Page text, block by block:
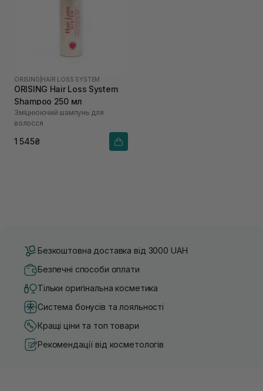
ORISING HAIR LOSS SYSTEM
ORISING Hair Loss System
Shampoo 250 мл
Зміцнюючий шампунь для
волосся
1 545₴
Безкоштовна доставка від 3000 UAH
Безпечні способи оплати
Тільки оригінальна косметика
Система бонусів та лояльності
Кращі ціни та топ товари
Рекомендації від косметологів